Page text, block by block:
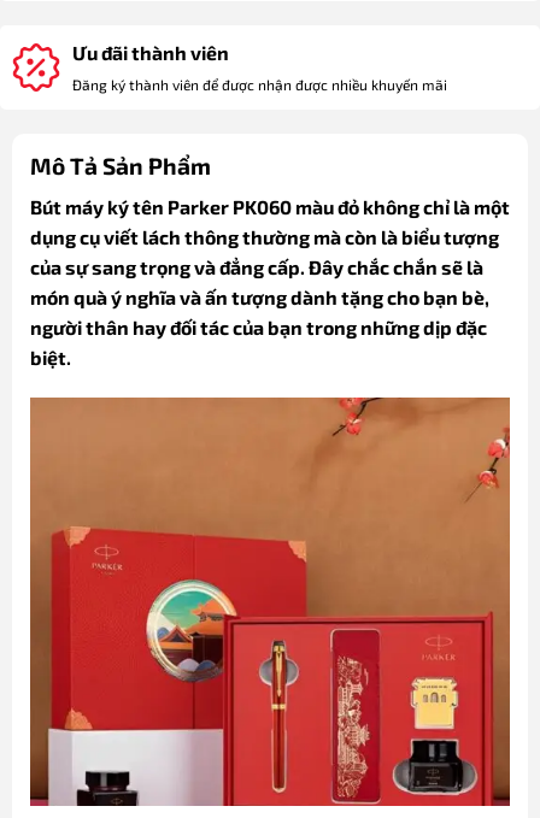
Ưu đãi thành viên
Đăng ký thành viên để được nhận được nhiều khuyến mãi
Mô Tả Sản Phẩm
Bút máy ký tên Parker PK060 màu đỏ không chỉ là một
dụng cụ viết lách thông thường mà còn là biểu tượng
của sự sang trọng và đẳng cấp. Đây chắc chắn sẽ là
món quà ý nghĩa và ấn tượng dành tặng cho bạn bè,
người thân hay đối tác của bạn trong những dịp đặc
biệt.